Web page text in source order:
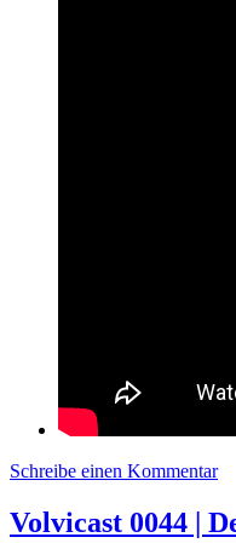
Schreibe einen Kommentar
Volvicast 0044 |